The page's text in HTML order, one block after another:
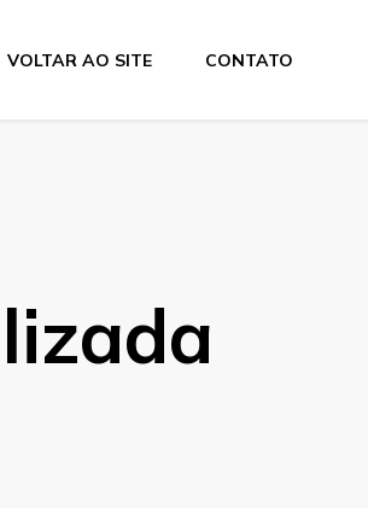
VOLTAR AO SITE CONTATO